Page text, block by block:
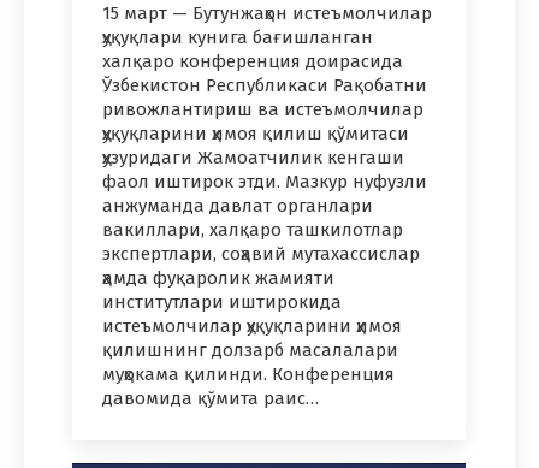
15 март — Бутунжаҳон истеъмолчилар
ҳуқуқлари кунига бағишланган
халқаро конференция доирасида
Ўзбекистон Республикаси Рақобатни
ривожлантириш ва истеъмолчилар
ҳуқуқларини ҳимоя қилиш қўмитаси
ҳузуридаги Жамоатчилик кенгаши
фаол иштирок этди. Мазкур нуфузли
анжуманда давлат органлари
вакиллари, халқаро ташкилотлар
экспертлари, соҳавий мутахассислар
ҳамда фуқаролик жамияти
институтлари иштирокида
истеъмолчилар ҳуқуқларини ҳимоя
қилишнинг долзарб масалалари
муҳокама қилинди. Конференция
давомида қўмита раис…